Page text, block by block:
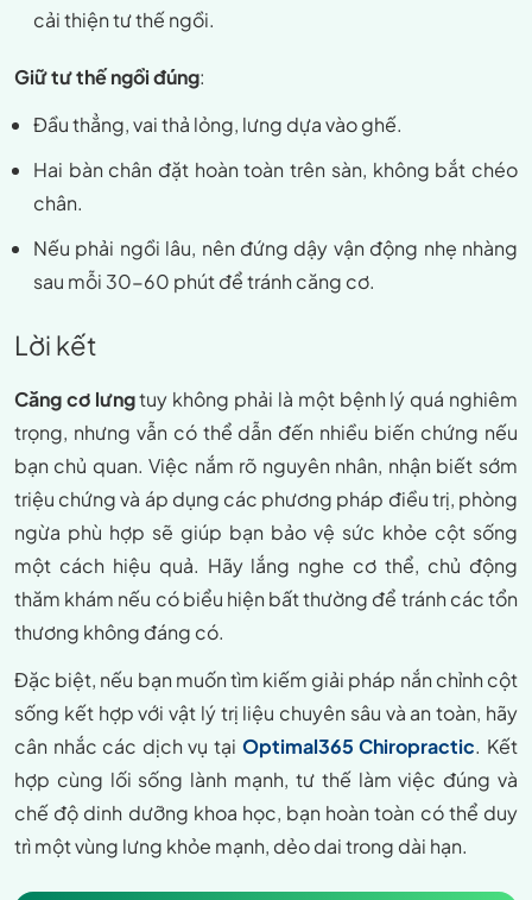
cải thiện tư thế ngồi.
Giữ tư thế ngồi đúng:
Đầu thẳng, vai thả lỏng, lưng dựa vào ghế.
Hai bàn chân đặt hoàn toàn trên sàn, không bắt chéo
chân.
Nếu phải ngồi lâu, nên đứng dậy vận động nhẹ nhàng
sau mỗi 30-60 phút để tránh căng cơ.
Lời kết
Căng cơ lưngtuy không phải là một bệnh lý quá nghiêm
trọng, nhưng vẫn có thể dẫn đến nhiều biến chứng nếu
bạn chủ quan. Việc nắm rõ nguyên nhân, nhận biết sớm
triệu chứng và áp dụng các phương pháp điều trị, phòng
ngừa phù hợp sẽ giúp bạn bảo vệ sức khỏe cột sống
một cách hiệu quả. Hãy lắng nghe cơ thể, chủ động
thăm khám nếu có biểu hiện bất thường để tránh các tổn
thương không đáng có.
Đặc biệt, nếu bạn muốn tìm kiếm giải pháp nắn chỉnh cột
sống kết hợp với vật lý trị liệu chuyên sâu và an toàn, hãy
cân nhắc các dịch vụ tại Optimal365 Chiropractic. Kết
hợp cùng lối sống lành mạnh, tư thế làm việc đúng và
chế độ dinh dưỡng khoa học, bạn hoàn toàn có thể duy
trì một vùng lưng khỏe mạnh, dẻo dai trong dài hạn.